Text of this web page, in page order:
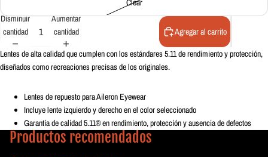
Clear
Disminuir
cantidad
Aumentar
cantidad
Agregar al carrito
Lentes de alta calidad que cumplen con los estándares 5.11 de rendimiento y protección,
diseñados como recreaciones precisas de los originales.
Lentes de repuesto para Aileron Eyewear
Incluye lente izquierdo y derecho en el color seleccionado
Garantía de calidad 5.11® en rendimiento, protección y ausencia de defectos
Productos recomendados